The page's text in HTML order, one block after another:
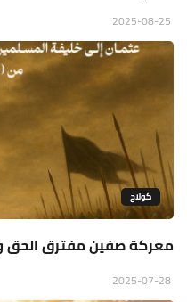
كولاج
معركة صفين مفترق الحق